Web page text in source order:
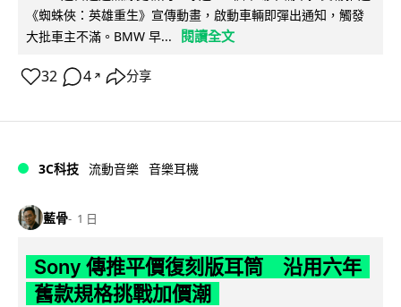
《蜘蛛俠：英雄重生》宣傳動畫，啟動車輛即彈出通知，觸發
大批車主不滿。BMW 早...
閱讀全文
32 4 ↗ 分享
3C科技 流動音樂 音樂耳機
藍骨 1 日
Sony 傳推平價復刻版耳筒 沿用六年
舊款規格挑戰加價潮